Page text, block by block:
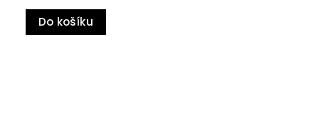
Do košíku